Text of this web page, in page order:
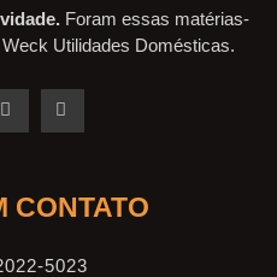
Foram essas matérias-
Utilidades Domésticas.
CONTATO
5023